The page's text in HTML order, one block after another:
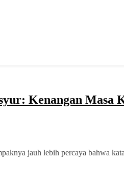
Kenangan Masa
jauh lebih percaya bahwa